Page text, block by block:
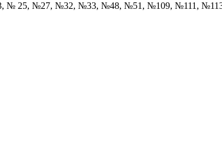
25, №27, №32, №33, №48, №51, №109, №111,